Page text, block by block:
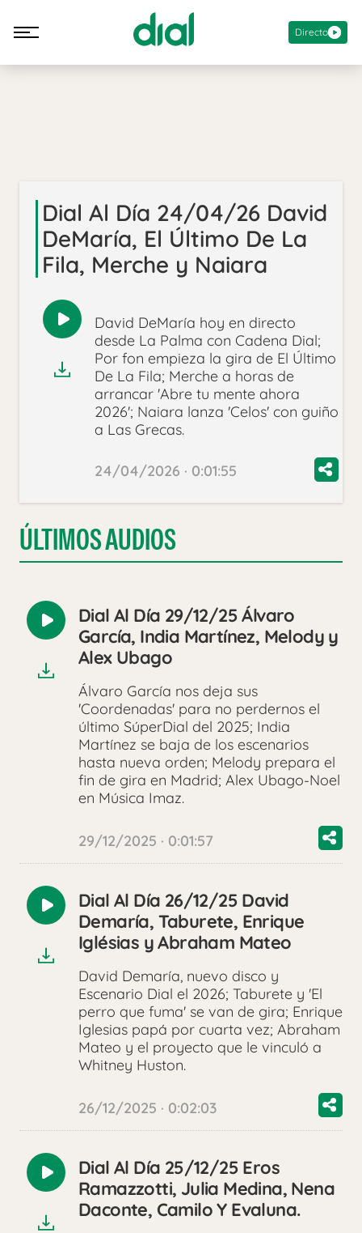
Directo
Dial Al Día 24/04/26 David
DeMaría, El Último De La
Fila, Merche y Naiara
Reproducir
audio
David DeMaría hoy en directo
desde La Palma con Cadena Dial;
Por fon empieza la gira de El Último
De La Fila; Merche a horas de
arrancar 'Abre tu mente ahora
2026'; Naiara lanza 'Celos' con guiño
a Las Grecas.
24/04/2026 · 0:01:55
ÚLTIMOS AUDIOS
Reproducir
audio
Dial Al Día 29/12/25 Álvaro
García, India Martínez, Melody y
Alex Ubago
Álvaro García nos deja sus
'Coordenadas' para no perdernos el
último SúperDial del 2025; India
Martínez se baja de los escenarios
hasta nueva orden; Melody prepara el
fin de gira en Madrid; Alex Ubago-Noel
en Música Imaz.
29/12/2025 · 0:01:57
Reproducir
audio
Dial Al Día 26/12/25 David
Demaría, Taburete, Enrique
Iglésias y Abraham Mateo
David Demaría, nuevo disco y
Escenario Dial el 2026; Taburete y 'El
perro que fuma' se van de gira; Enrique
Iglesias papá por cuarta vez; Abraham
Mateo y el proyecto que le vinculó a
Whitney Huston.
26/12/2025 · 0:02:03
Reproducir
audio
Dial Al Día 25/12/25 Eros
Ramazzotti, Julia Medina, Nena
Daconte, Camilo Y Evaluna.